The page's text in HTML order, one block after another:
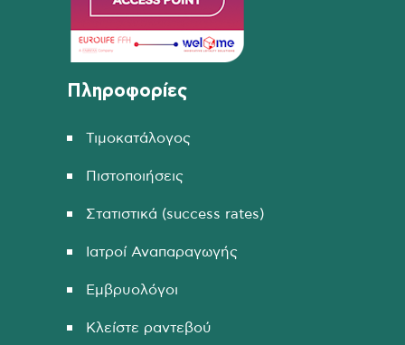
Πληροφορίες
Τιμοκατάλογος
Πιστοποιήσεις
Στατιστικά (success rates)
Ιατροί Αναπαραγωγής
Εμβρυολόγοι
Κλείστε ραντεβού